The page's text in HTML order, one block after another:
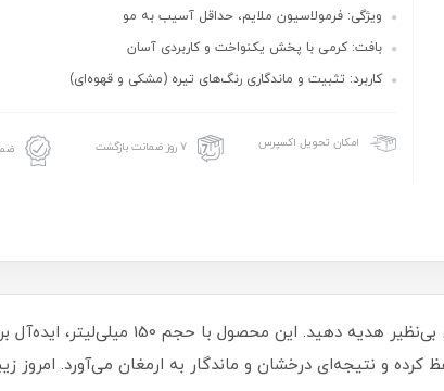
ویژگی: فرمولاسیون ملایم، حداقل آسیب به مو
بافت: کرمی با پخش یکنواخت و کاربردی آسان
کاربرد: تثبیت و ماندگاری رنگ‌های تیره (مشکی و قهوه‌ای)
امکان تحویل اکسپرس ۷ روز ضمانت بازگشت
با کرم اکسیدان کاترومر 3 درصد، به موهای
و نتیجه‌ای درخشان و ماندگار به ارمغان می‌آورد. امروز